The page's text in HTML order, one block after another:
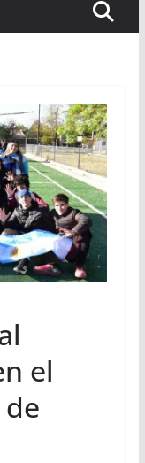
el